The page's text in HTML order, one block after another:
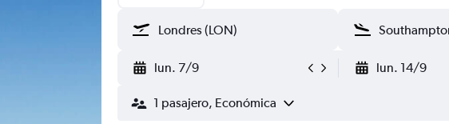
lun. 7/9 lun. 14/9
1 pasajero, Económica